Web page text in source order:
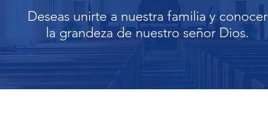
Deseas unirte a nuestra familia y conocer
la grandeza de nuestro señor Dios.